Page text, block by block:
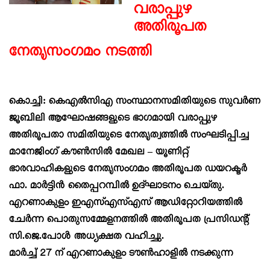
വരാപ്പുഴ
അതിരൂപത
നേതൃസംഗമം നടത്തി
കൊച്ചി: കെഎൽസിഎ സംസ്ഥാനസമിതിയുടെസുവർണ
ജൂബിലി ആഘോഷങ്ങളുടെ ഭാഗമായി വരാപ്പുഴ
അതിരൂപതാ സമിതിയുടെ നേതൃത്വത്തിൽ സംഘടിപ്പിച്ച
മാനേജിംഗ് കൗൺസിൽ മേഖല – യൂണിറ്റ്
ഭാരവാഹികളുടെ നേതൃസംഗമംഅതിരൂപത ഡയറക്ടർ
ഫാ. മാർട്ടിൻ തൈപ്പറമ്പിൽ ഉദ്ഘാടനം ചെയ്തു.
എറണാകുളം ഇഎസ്എസ്എസ് ആഡിറ്റോറിയത്തിൽ
ചേർന്ന പൊതുസമ്മേളനത്തിൽ അതിരൂപത പ്രസിഡൻ്റ്
സി.ജെ.പോൾ അധ്യക്ഷത വഹിച്ചു.
മാർച്ച് 27 ന് എറണാകുളം ടൗൺഹാളിൽ നടക്കുന്ന